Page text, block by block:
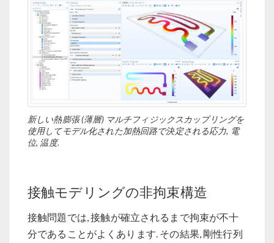
新しい熱膨張 (薄層) マルチフィジックスカップリングを
使用してモデル化された加熱回路で決定される応力, 電
位, 温度.
接触モデリングの非拘束構造
接触問題では, 接触が確立されるまで拘束が不十
分であることがよくあります. その結果, 剛性行列